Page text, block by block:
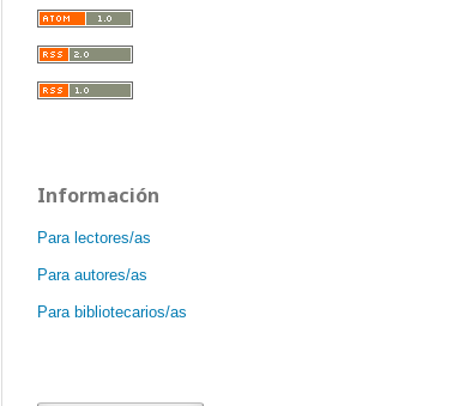
Información
Para lectores/as
Para autores/as
Para bibliotecarios/as